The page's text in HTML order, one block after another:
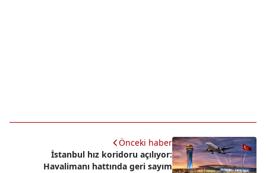
Önceki haber
İstanbul hız koridoru açılıyor:
Havalimanı hattında geri sayım